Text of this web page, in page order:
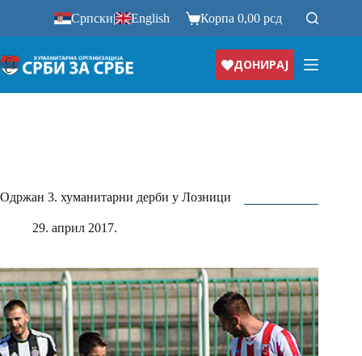
Српски| English Корпа0,00рсд
ДОНИРАЈ
Одржан 3. хуманитарни дерби у Лозници
29. април 2017.